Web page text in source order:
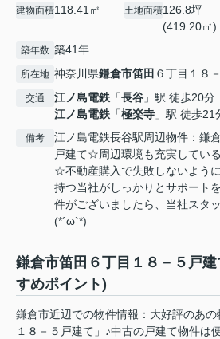
建物面積118.41㎡ 土地面積126.8坪
(419.20㎡)
築年数 築41年
所在地 神奈川県鎌倉市笛田 ６丁目１８
交通 江ノ島電鉄 「長谷 」駅 徒歩20分
江ノ島電鉄 「極楽寺 」駅 徒歩21
備考
江ノ島電鉄長谷駅周辺物件：鎌
戸建て☆周辺環境も充実してい
☆不動産購入で失敗しないよう
持つ当社がしっかりとサポート
件がございましたら、当社スタ
(*´ω`*)
鎌倉市笛田６丁目１８－５戸
すめポイント)
鎌倉市近辺での物件情報：大好評のあ
１８－５戸建て」♪中古の戸建て物件は